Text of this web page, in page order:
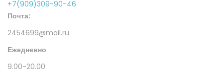
+7(909)309-90-46
Почта:
2454699@mail.ru
Ежедневно
9.00-20.00